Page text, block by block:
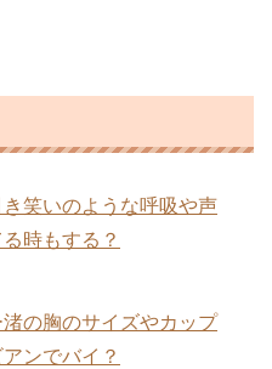
笑いのような呼吸や声
時もする？
の胸のサイズやカップ
ンでバイ？